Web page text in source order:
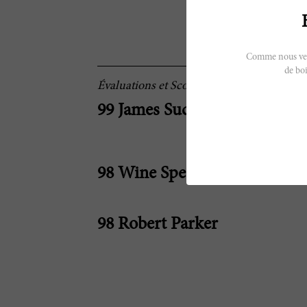
Évaluations et Scores
99 James Suckling
98 Wine Spectator
98 Robert Parker
Comme nous
de